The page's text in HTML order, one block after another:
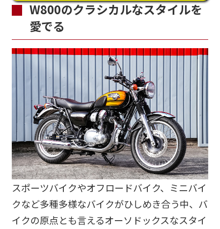
W800のクラシカルなスタイルを
愛でる
スポーツバイクやオフロードバイク、ミニバイ
クなど多種多様なバイクがひしめき合う中、バ
イクの原点とも言えるオーソドックスなスタイ